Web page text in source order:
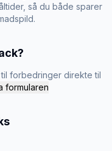
så du både sparer
forbedringer direkte til
formularen